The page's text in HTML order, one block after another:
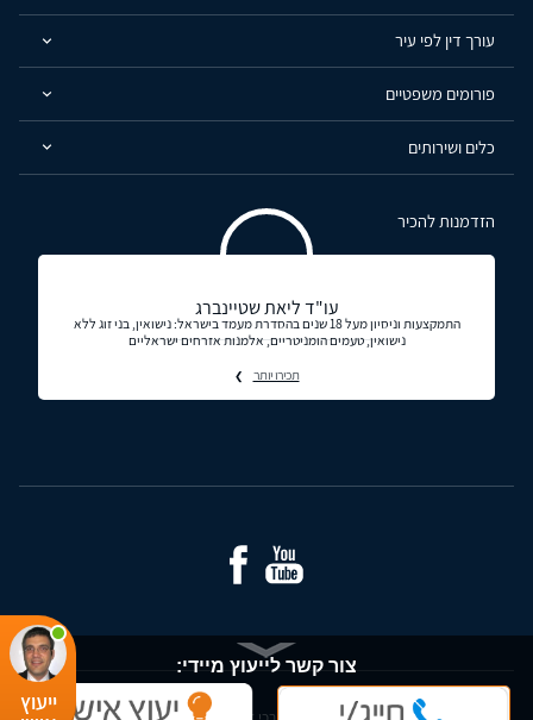
ייעוץ
עורך דין לפי עיר
פורומים משפטיים
כלים ושירותים
הזדמנות להכיר
עו"ד ליאת שטיינברג
התמקצעות וניסיון מעל 18 שנים בהסדרת מעמד בישראל: נישואין, בני זוג ללא
נישואין, טעמים הומניטריים, אלמנות אזרחים ישראליים
תכירו יותר
צור קשר לייעוץ מיידי: